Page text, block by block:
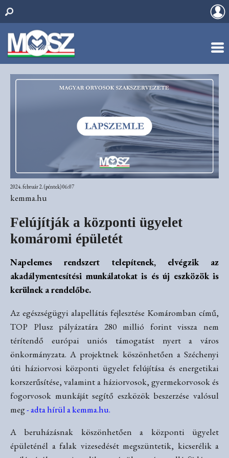
2024. február 2. (péntek) 06:07
kemma.hu
Felújítják a központi ügyelet
komáromi épületét
Napelemes rendszert telepítenek, elvégzik az
akadálymentesítési munkálatokat is és új eszközök is
kerülnek a rendelőbe.
Az egészségügyi alapellátás fejlesztése Komáromban című,
TOP Plusz pályázatára 280 millió forint vissza nem
térítendő európai uniós támogatást nyert a város
önkormányzata. A projekt­nek köszönhetően a Széchenyi
úti háziorvosi központi ügyelet felújítása és energetikai
korszerűsítése, valamint a háziorvosok, gyermekorvosok és
fogorvosok munkáját segítő eszközök beszerzése valósul
meg- adta hírül a kemma.hu.
A beruházásnak köszönhetően a központi ügyelet
épületénél a falak vizesedését megszüntetik, kicserélik a